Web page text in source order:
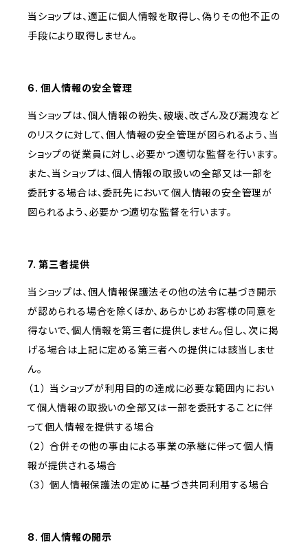
当ショップは、適正に個人情報を取得し、偽りその他不正の
手段により取得しません。
6. 個人情報の安全管理
当ショップは、個人情報の紛失、破壊、改ざん及び漏洩など
のリスクに対して、個人情報の安全管理が図られるよう、当
ショップの従業員に対し、必要かつ適切な監督を行います。
また、当ショップは、個人情報の取扱いの全部又は一部を
委託する場合は、委託先において個人情報の安全管理が
図られるよう、必要かつ適切な監督を行います。
7. 第三者提供
当ショップは、個人情報保護法その他の法令に基づき開示
が認められる場合を除くほか、あらかじめお客様の同意を
得ないで、個人情報を第三者に提供しません。但し、次に掲
げる場合は上記に定める第三者への提供には該当しませ
ん。
（１） 当ショップが利用目的の達成に必要な範囲内におい
て個人情報の取扱いの全部又は一部を委託することに伴
って個人情報を提供する場合
（２） 合併その他の事由による事業の承継に伴って個人情
報が提供される場合
（３） 個人情報保護法の定めに基づき共同利用する場合
8. 個人情報の開示